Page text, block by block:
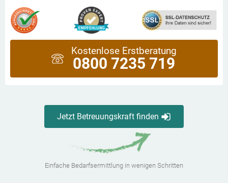
Kostenlose Erstberatung
0800 7235 719
Jetzt Betreuungskraft finden
Einfache Bedarfsermittlung in wenigen Schritten